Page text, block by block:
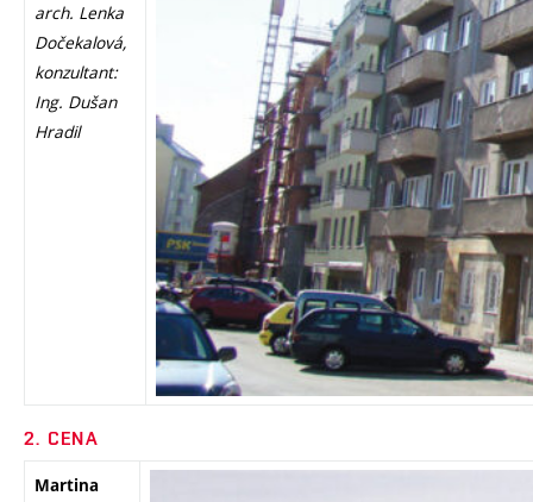
arch. Lenka
Dočekalová,
konzultant:
Ing. Dušan
Hradil
2. CENA
Martina